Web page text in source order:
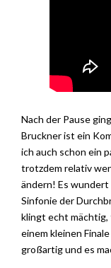
Nach der Pause
Bruckner ist ein
ich auch schon ein
trotzdem relativ
ändern! Es
Sinfonie der
klingt echt mächtig,
einem kleinen
großartig und es